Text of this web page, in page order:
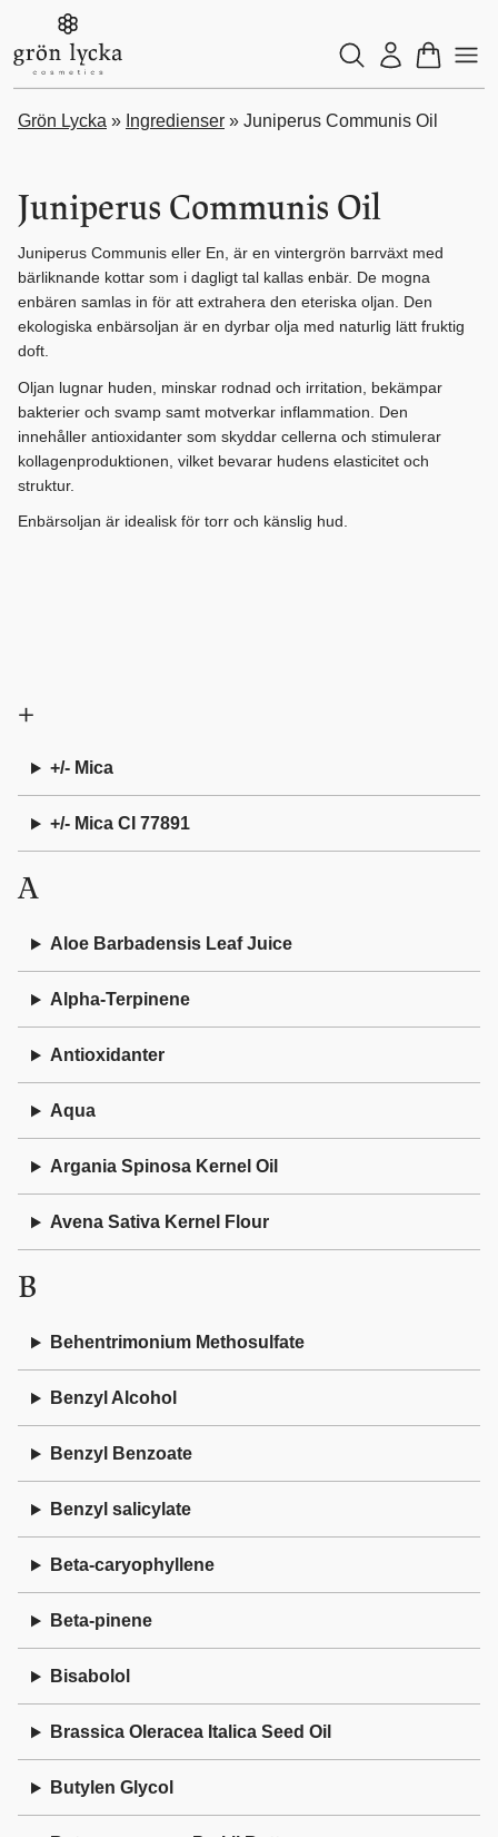
Grön Lycka » Ingredienser » Juniperus Communis Oil
Juniperus Communis Oil
Juniperus Communis eller En, är en vintergrön barrväxt med
bärliknande kottar som i dagligt tal kallas enbär. De mogna
enbären samlas in för att extrahera den eteriska oljan. Den
ekologiska enbärsoljan är en dyrbar olja med naturlig lätt fruktig
doft.
Oljan lugnar huden, minskar rodnad och irritation, bekämpar
bakterier och svamp samt motverkar inflammation. Den
innehåller antioxidanter som skyddar cellerna och stimulerar
kollagenproduktionen, vilket bevarar hudens elasticitet och
struktur.
Enbärsoljan är idealisk för torr och känslig hud.
+
+/- Mica
+/- Mica CI 77891
A
Aloe Barbadensis Leaf Juice
Alpha-Terpinene
Antioxidanter
Aqua
Argania Spinosa Kernel Oil
Avena Sativa Kernel Flour
B
Behentrimonium Methosulfate
Benzyl Alcohol
Benzyl Benzoate
Benzyl salicylate
Beta-caryophyllene
Beta-pinene
Bisabolol
Brassica Oleracea Italica Seed Oil
Butylen Glycol